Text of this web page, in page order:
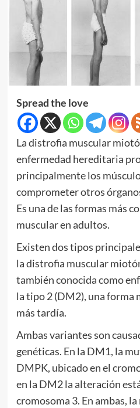
Spread the love
La distrofia muscular
enfermedad hereditaria
principalmente los
comprometer otros
Es una de las formas más
muscular en adultos.
Existen dos tipos
la distrofia muscular
también conocida como
la tipo 2 (DM2), una forma
más tardía.
Ambas variantes son
genéticas. En la DM1, la
DMPK, ubicado en el
en la DM2 la alteración
cromosoma 3. En ambas,